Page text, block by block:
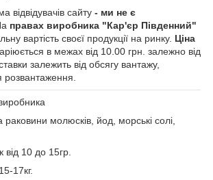
відвідувачів сайту - ми не є
правах виробника "Кар'єр Південний"
вартість своєї продукції на ринку. Ціна
в межах від 10.00 грн. залежно від
залежить від обсягу вантажу,
розвантаження.
молюсків, йод, морські солі,
10 до 15гр.
17кг.